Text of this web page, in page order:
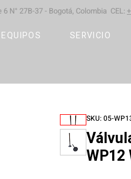
6 N° 27B-37 - Bogotá, Colombia CEL:
EQUIPOS SERVICIO
SKU: 05-
WP12